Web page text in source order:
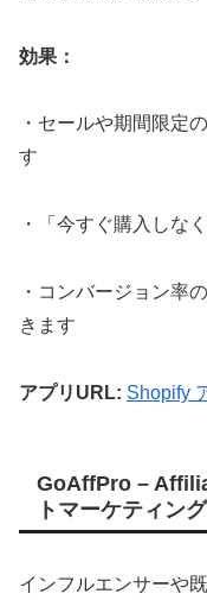
効果：
・セールや期間限定
す
・「今すぐ購入しな
・コンバージョン率
きます
アプリURL: Shopify
GoAffPro –
トマーケティング
インフルエンサーや